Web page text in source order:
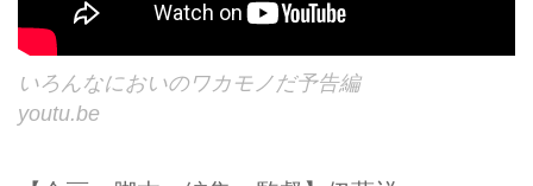
いろんなにおいのワカモノだ予告編
youtu.be